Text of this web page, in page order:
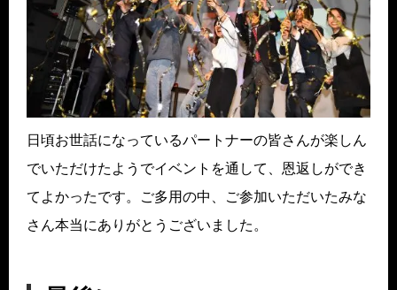
日頃お世話になっているパートナーの皆さんが楽しん
でいただけたようでイベントを通して、恩返しができ
てよかったです。ご多用の中、ご参加いただいたみな
さん本当にありがとうございました。